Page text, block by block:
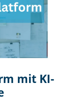
mit KI-